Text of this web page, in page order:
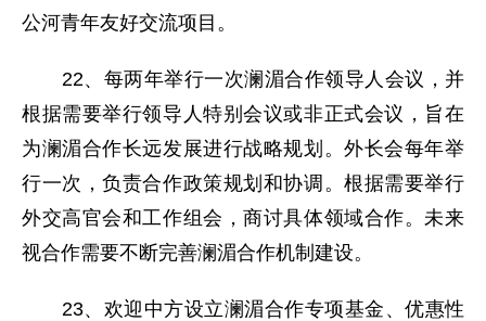
公河青年友好交流项目。
22、每两年举行一次澜湄合作领导人会议，并
根据需要举行领导人特别会议或非正式会议，旨在
为澜湄合作长远发展进行战略规划。外长会每年举
行一次，负责合作政策规划和协调。根据需要举行
外交高官会和工作组会，商讨具体领域合作。未来
视合作需要不断完善澜湄合作机制建设。
23、欢迎中方设立澜湄合作专项基金、优惠性